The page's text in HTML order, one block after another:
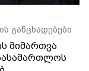
განცხადებები
მიმართვა